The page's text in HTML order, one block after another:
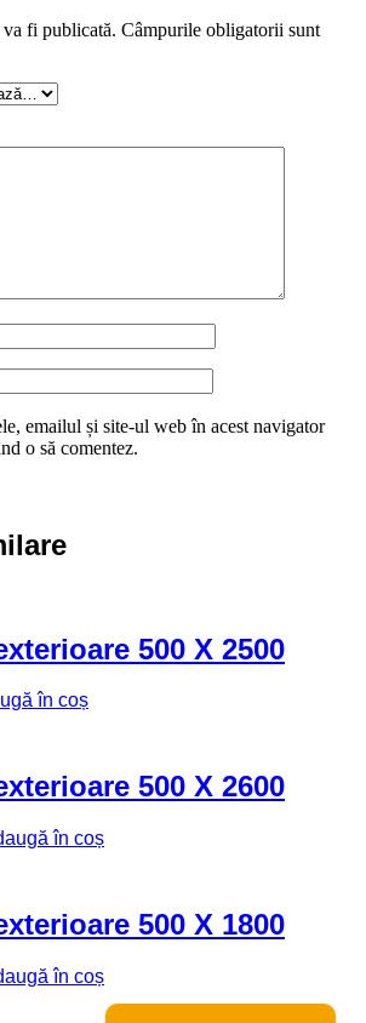
fi publicată. Câmpurile obligatorii sunt
emailul și site-ul web în acest navigator
o să comentez.
500 X 2500
în coș
500 X 2600
în coș
500 X 1800
în coș